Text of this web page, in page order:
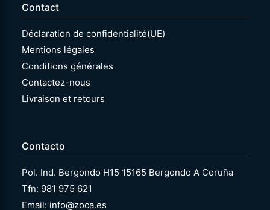
Contact
Déclaration de confidentialité(UE)
Mentions légales
Conditions générales
Contactez-nous
Livraison et retours
Contacto
Pol. Ind. Bergondo H15 15165 Bergondo A Coruña
Tfn: 981 975 621
Email: info@zoca.es